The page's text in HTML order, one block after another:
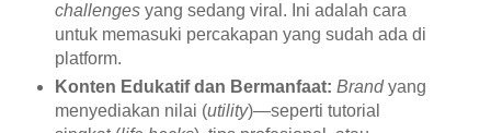
challengesyang sedang viral. Ini adalah cara
untuk memasuki percakapan yang sudah ada di
platform.
Konten Edukatif dan Bermanfaat: Brandyang
menyediakan nilai (utility)—seperti tutorial